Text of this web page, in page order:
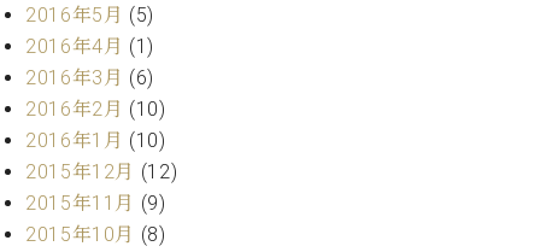
ン
デ
ジ
タ
ル)
情
報
八
王
子
工
ブ
ロ
2016年5月 (5)
2016年4月 (1)
2016年3月 (6)
2016年2月 (10)
2016年1月 (10)
2015年12月 (12)
2015年11月 (9)
2015年10月 (8)